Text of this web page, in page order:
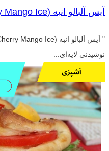
آیس آلبالو انبه (Sour Cherry Mango Ice)
نوشیدنی لایه‌ای...